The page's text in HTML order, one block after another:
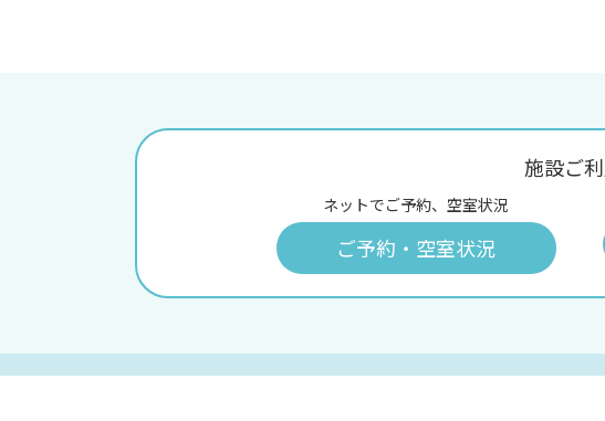
施設ご
ネットでご予約、空室状況
ご予約・空室状況